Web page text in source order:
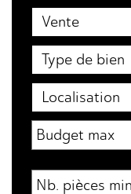
Vente
Type de bien
Localisation